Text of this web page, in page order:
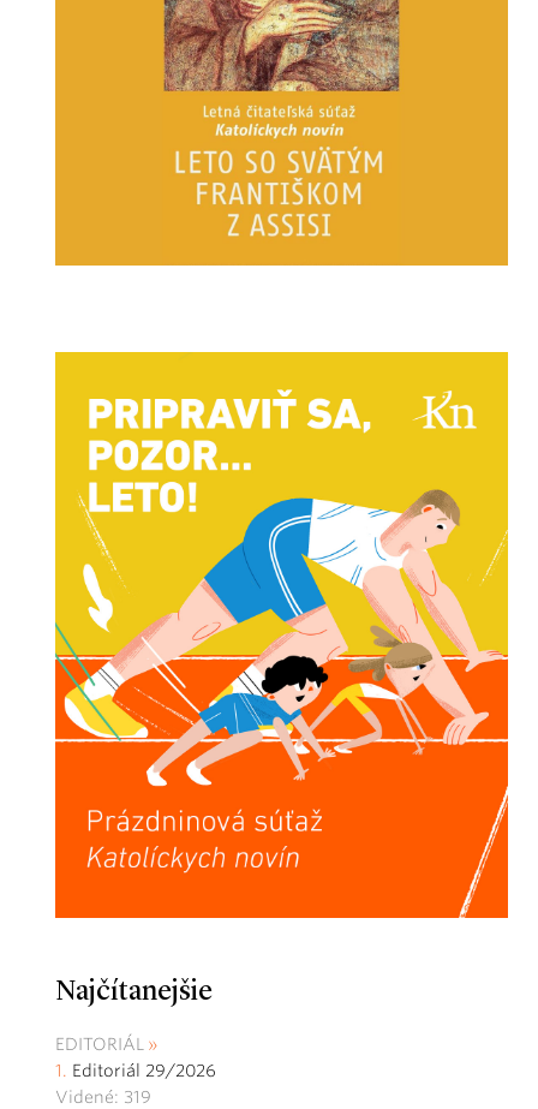
Najčítanejšie
EDITORIÁL
Editoriál 29/2026
Videné: 319